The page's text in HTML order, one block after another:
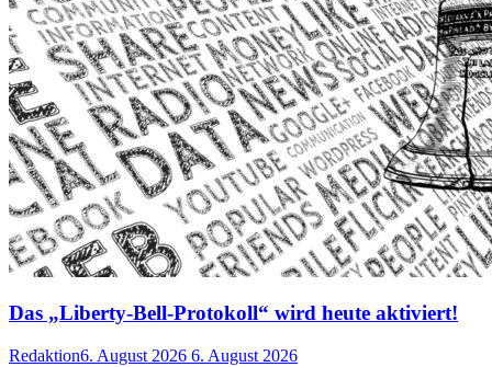
Das „Liberty-Bell-Protokoll“ wird heute aktiviert!
Redaktion6. August 2026 6. August 2026